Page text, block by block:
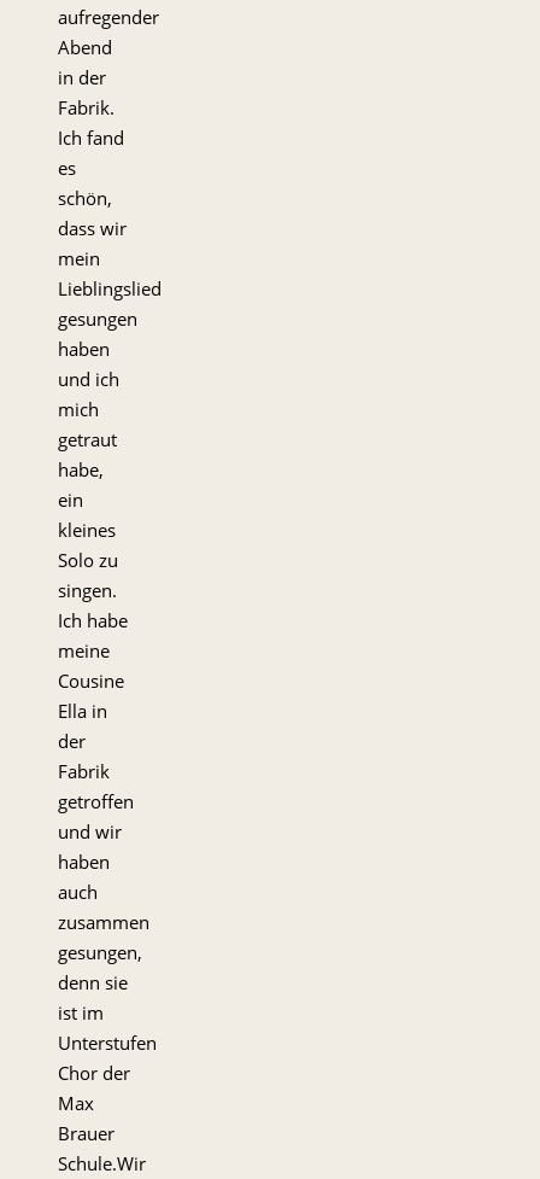
aufregender
Abend
in der
Fabrik.
Ich fand
es
schön,
dass wir
mein
Lieblingslied
gesungen
haben
und ich
mich
getraut
habe,
ein
kleines
Solo zu
singen.
Ich habe
meine
Cousine
Ella in
der
Fabrik
getroffen
und wir
haben
auch
zusammen
gesungen,
denn sie
ist im
Unterstufen
Chor der
Max
Brauer
Schule.Wir